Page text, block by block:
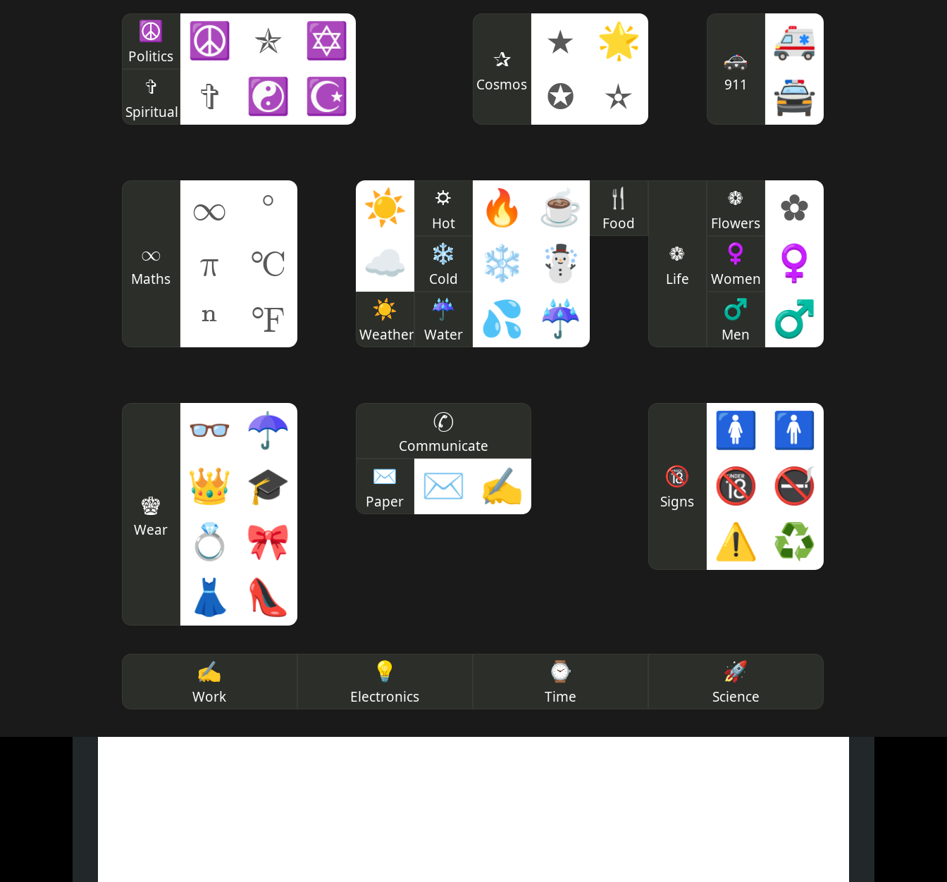
🚓
911
∞
Maths
☮
Politics
🍴
Food
❁
Life
♀
Women
♂
Men
♚
Wear
❁
Flowers
☀
Weather
☔
Water
☼
Hot
❄
Cold
🔞
Signs
✰
Cosmos
✞
Spiritual
✉
Paper
✍
Work
💡
Electronics
✆
Communicate
⌚
Time
🚀
Science
👓
🎓
👗
💦
☀
♂
👠
👑
☔
🎀
💍 ⚠
🚭
♻
🚺
🚹
🔞
π
ⁿ
℉
℃
🚔
🚑
✿
★
☮
☯
✪
✞
✯
☃
∞
☪
✉
☁
°
✍
✫
☂
✡
♀
☕
🌟
🔥
❄